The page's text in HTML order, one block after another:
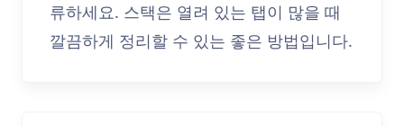
류하세요. 스택은 열려 있는 탭이 많을 때
깔끔하게 정리할 수 있는 좋은 방법입니다.